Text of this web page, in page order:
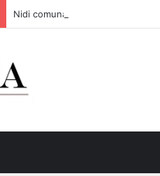
Nidi comunali: dalla Regione 1,5